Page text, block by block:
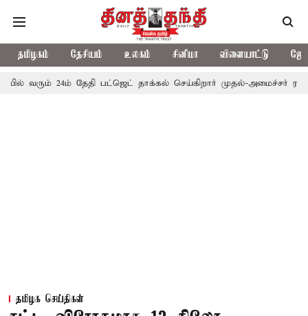
தமிழகம் தேசியம் உலகம் சினிமா விளையாட்டு
24ம் தேதி பட்ஜெட் தாக்கல் செய்கிறார் முதல்-அமைச்சர் ரங்கசாமி
தமிழக செய்திகள்